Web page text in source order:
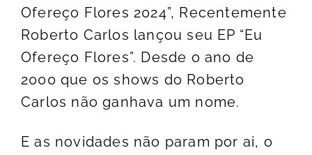
Ofereço Flores 2024”, Recentemente
Roberto Carlos lançou seu EP “Eu
Ofereço Flores”. Desde o ano de
2000 que os shows do Roberto
Carlos não ganhava um nome.
E as novidades não param por ai, o